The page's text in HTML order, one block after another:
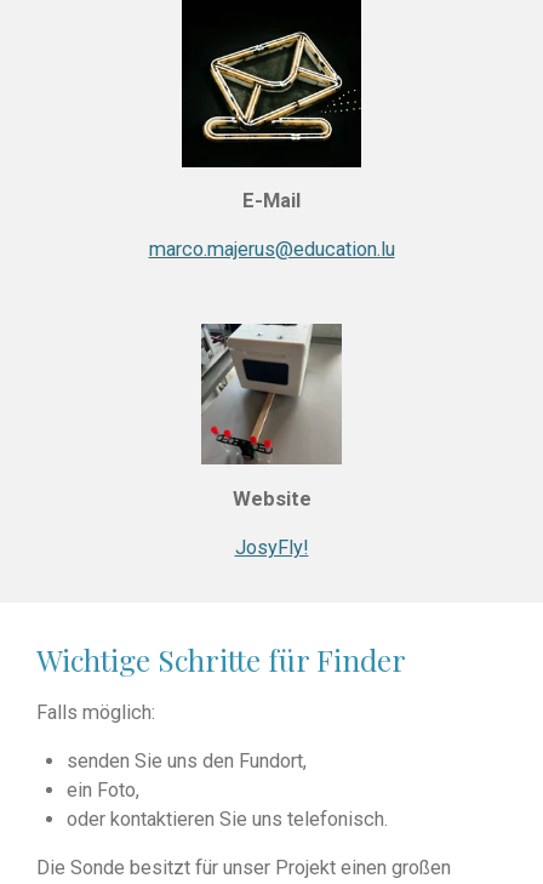
E-Mail
marco.majerus@education.lu
Website
JosyFly!
Wichtige Schritte für Finder
Falls möglich:
senden Sie uns den Fundort,
ein Foto,
oder kontaktieren Sie uns telefonisch.
Die Sonde besitzt für unser Projekt einen großen